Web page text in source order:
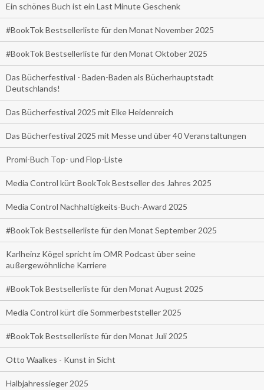
Ein schönes Buch ist ein Last Minute Geschenk
#BookTok Bestsellerliste für den Monat November 2025
#BookTok Bestsellerliste für den Monat Oktober 2025
Das Bücherfestival - Baden-Baden als Bücherhauptstadt
Deutschlands!
Das Bücherfestival 2025 mit Elke Heidenreich
Das Bücherfestival 2025 mit Messe und über 40 Veranstaltungen
Promi-Buch Top- und Flop-Liste
Media Control kürt BookTok Bestseller des Jahres 2025
Media Control Nachhaltigkeits-Buch-Award 2025
#BookTok Bestsellerliste für den Monat September 2025
Karlheinz Kögel spricht im OMR Podcast über seine
außergewöhnliche Karriere
#BookTok Bestsellerliste für den Monat August 2025
Media Control kürt die Sommerbeststeller 2025
#BookTok Bestsellerliste für den Monat Juli 2025
Otto Waalkes - Kunst in Sicht
Halbjahressieger 2025